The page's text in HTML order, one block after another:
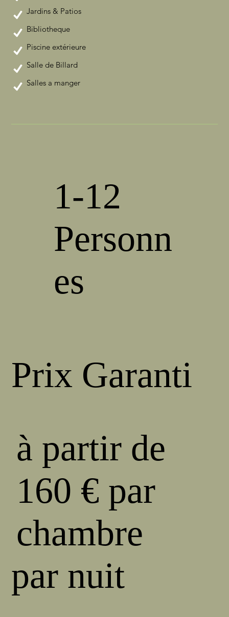
Piscine extérieure
Bibliotheque
Salle de Billard
Jardins & Patios
Salles a manger
1-12
Personn
es
Prix Garanti
par nuit
à partir de
160 € par
chambre